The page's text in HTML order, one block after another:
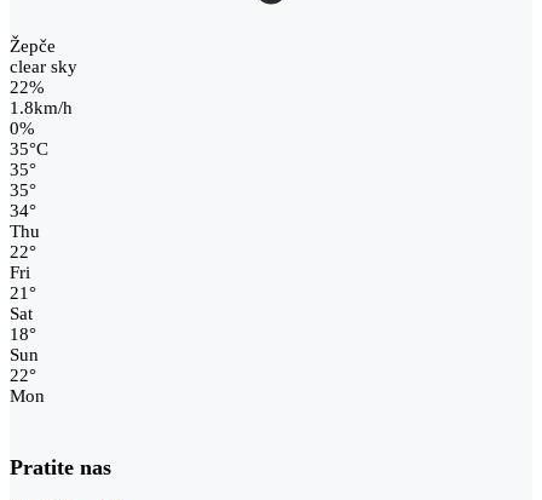
Žepče
clear sky
22%
1.8km/h
0%
35°C
35°
35°
34°
Thu
22°
Fri
21°
Sat
18°
Sun
22°
Mon
Pratite nas